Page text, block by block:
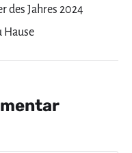
des Jahres 2024
Hause